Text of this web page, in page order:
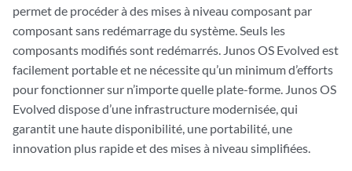
permet de procéder à des mises à niveau composant par
composant sans redémarrage du système. Seuls les
composants modifiés sont redémarrés. Junos OS Evolved est
facilement portable et ne nécessite qu’un minimum d’efforts
pour fonctionner sur n’importe quelle plate-forme. Junos OS
Evolved dispose d’une infrastructure modernisée, qui
garantit une haute disponibilité, une portabilité, une
innovation plus rapide et des mises à niveau simplifiées.